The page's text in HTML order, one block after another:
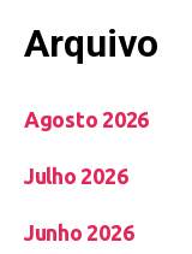
Arquivo
Agosto 2026
Julho 2026
Junho 2026